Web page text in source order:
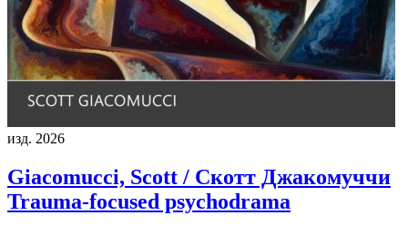
изд. 2026
Giacomucci, Scott / Скотт Джакомуччи
Trauma-focused psychodrama